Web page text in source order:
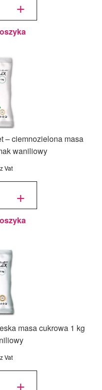
+
– ciemnozielona masa
waniliowy
z Vat
+
masa cukrowa 1 kg
z Vat
+